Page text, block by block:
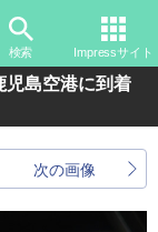
検索 Impressサイト
島空港に到着
次の画像